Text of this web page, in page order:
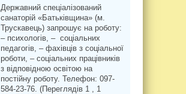
Державний спеціалізований
санаторій «Батьківщина» (м.
Трускавець) запрошує на роботу:
– психологів, – соціальних
педагогів, – фахівців з соціальної
роботи, – соціальних працівників
з відповідною освітою на
постійну роботу. Телефон: 097-
584-23-76. (Переглядів 1 , 1